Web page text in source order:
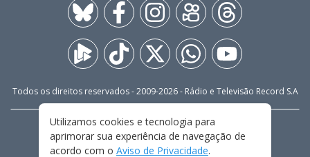
Todos os direitos reservados - 2009-2026- Rádio e Televisão Record S.A
FALE CONOSCO
PRIVACIDADE
TERMOS E CONDIÇÕES DE USO
Utilizamos cookies e tecnologia para
aprimorar sua experiência de navegação de
acordo com o Aviso de Privacidade.